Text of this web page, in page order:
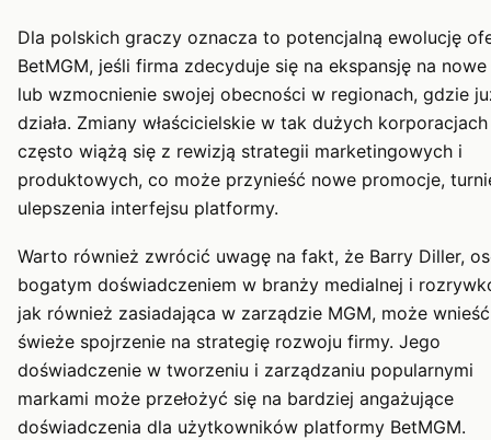
Dla polskich graczy oznacza to potencjalną ewolucję
BetMGM, jeśli firma zdecyduje się na ekspansję na
lub wzmocnienie swojej obecności w regionach, gdzie
działa. Zmiany właścicielskie w tak dużych korporacjach
często wiążą się z rewizją strategii marketingowych i
produktowych, co może przynieść nowe promocje,
ulepszenia interfejsu platformy.
Warto również zwrócić uwagę na fakt, że Barry Diller,
bogatym doświadczeniem w branży medialnej i
jak również zasiadająca w zarządzie MGM, może wnieść
świeże spojrzenie na strategię rozwoju firmy. Jego
doświadczenie w tworzeniu i zarządzaniu popularnymi
markami może przełożyć się na bardziej angażujące
doświadczenia dla użytkowników platformy BetMGM.